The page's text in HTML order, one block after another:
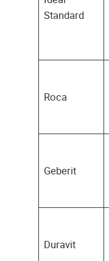
Standard
Roca
Geberit
Duravit